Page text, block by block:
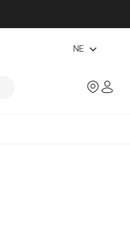
NE expand_more